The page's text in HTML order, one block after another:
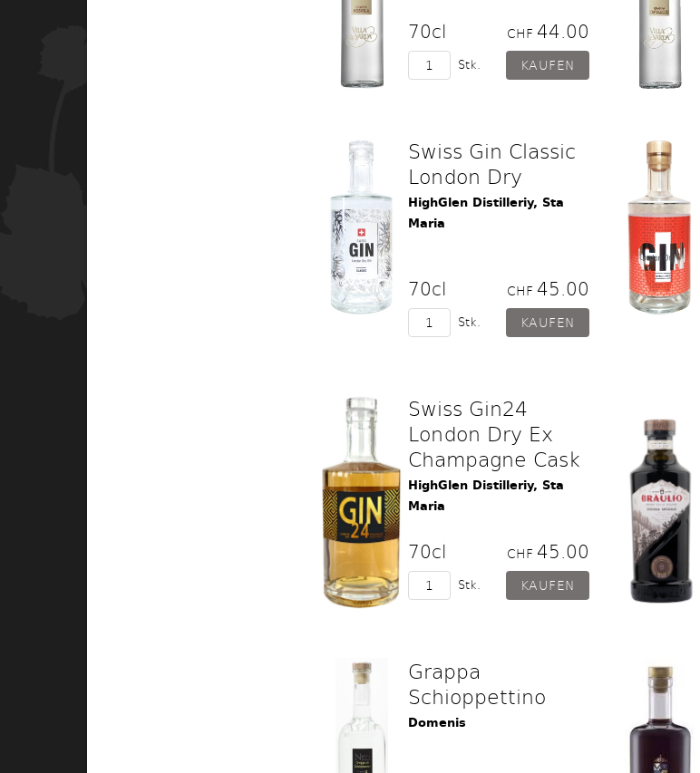
70cl CHF 44.00
Stk.
Swiss Gin Classic
London Dry
HighGlen Distilleriy, Sta
Maria
70cl CHF 45.00
Stk.
Swiss Gin24
London Dry Ex
Champagne Cask
HighGlen Distilleriy, Sta
Maria
70cl CHF 45.00
Stk.
Grappa
Schioppettino
Domenis